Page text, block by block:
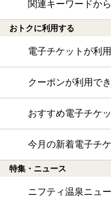
関連キーワードか
おトクに利用する
電子チケットが利
クーポンが利用で
おすすめ電子チケ
今月の新着電子チ
特集・ニュース
ニフティ温泉ニュ